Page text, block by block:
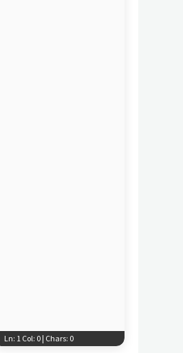
Ln: 1 Col: 0 | Chars: 0